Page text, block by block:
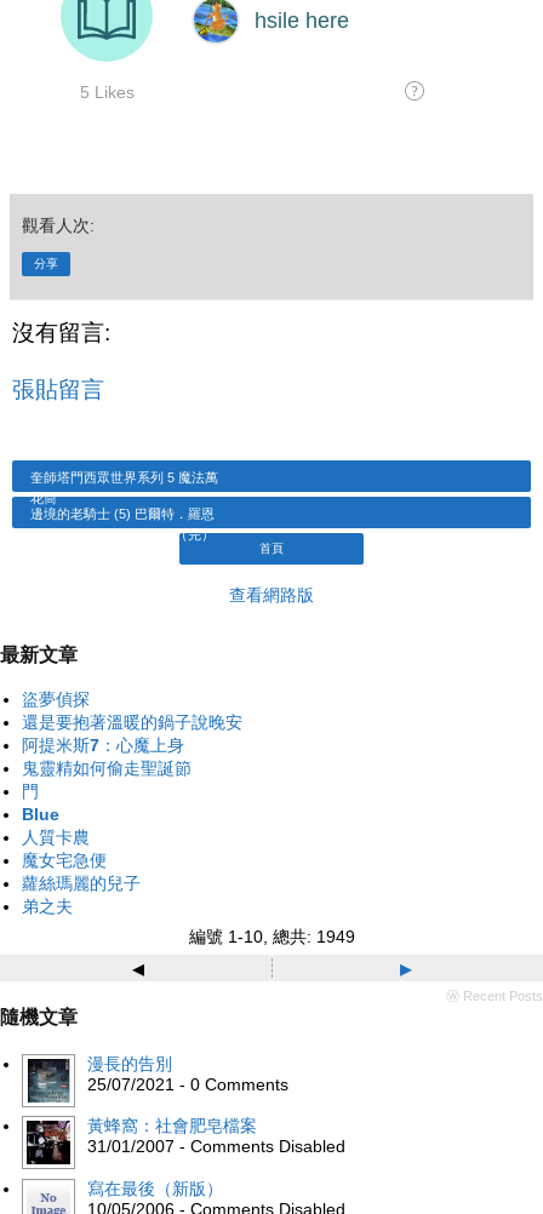
觀看人次:
分享
沒有留言:
張貼留言
奎師塔門西眾世界系列 5 魔法萬
花筒
邊境的老騎士 (5) 巴爾特．羅恩
與始祖王的遺產（完）
首頁
查看網路版
最新文章
盜夢偵探
還是要抱著溫暖的鍋子說晚安
阿提米斯7：心魔上身
鬼靈精如何偷走聖誕節
門
Blue
人質卡農
魔女宅急便
蘿絲瑪麗的兒子
弟之夫
編號 1-10, 總共: 1949
◂ ▸
ⓦ Recent Posts
隨機文章
漫長的告別
25/07/2021 - 0 Comments
黃蜂窩：社會肥皂檔案
31/01/2007 - Comments Disabled
寫在最後（新版）
10/05/2006 - Comments Disabled